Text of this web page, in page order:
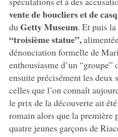
vente de boucliers et de
du Getty Museum. Et puis la
“troisième statue”,
dénonciation formelle de
enthousiasme d’un “groupe”
ensuite précisément les deux
celles que l’on connaît
le prix de la découverte ait
romain alors que la première
quatre jeunes garçons de